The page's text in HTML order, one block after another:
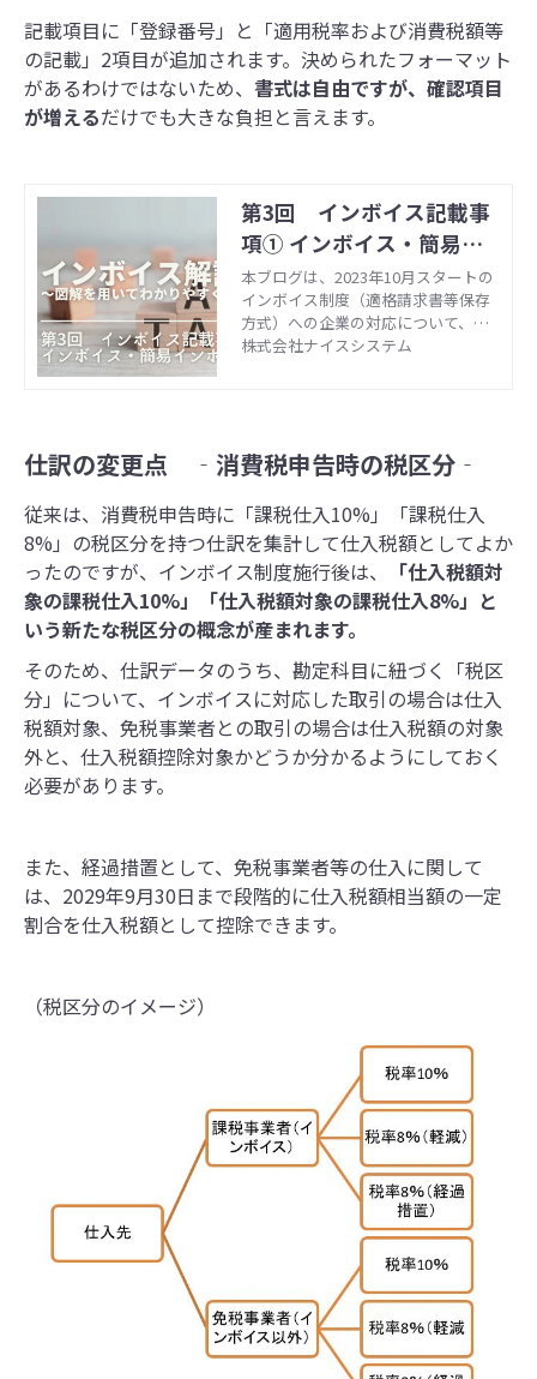
記載項目に「登録番号」と「適用税率および消費税額等
の記載」2項目が追加されます。決められたフォーマット
があるわけではないため、 書式は自由ですが、確認項目
が増えるだけでも大きな負担と言えます。
第3回 インボイス記載事
項① インボイス・簡易イ
ンボイス・電子インボイス
の概要
本ブログは、2023年10月スタートの
インボイス制度（適格請求書等保存
方式）への企業の対応について、図
解を交えわかりやすく解説するシリ
概要から対応ポイントなどをイラス
トで理解したい方や、財務会計・販
売管理ソフトを既にお使いの方など
へ、お役立ていただけるのではない
かと思います。 国税庁のインボイス
制度特設サイトの内容をベースに、8
回にわたりみなさんに共有します。
最後までお付き合いいただけると幸
いです！
株式会社ナイスシステム
仕訳の変更点 ‐消費税申告時の税区分‐
従来は、消費税申告時に「課税仕入10%」「課税仕入
8%」の税区分を持つ仕訳を集計して仕入税額としてよか
ったのですが、インボイス制度施行後は、
「仕入税額対
象の課税仕入10%」「仕入税額対象の課税仕入8%」と
いう新たな税区分の概念が産まれます。
そのため、仕訳データのうち、勘定科目に紐づく「税区
分」について、インボイスに対応した取引の場合は仕入
税額対象、免税事業者との取引の場合は仕入税額の対象
外と、仕入税額控除対象かどうか分かるようにしておく
必要があります。
また、経過措置として、免税事業者等の仕⼊に関して
は、2029年9⽉30⽇まで段階的に仕⼊税額相当額の⼀定
割合を仕⼊税額として控除できます。
（税区分のイメージ）